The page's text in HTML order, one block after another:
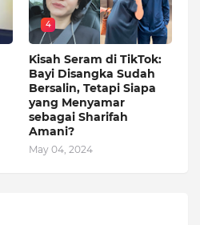
4
Kisah Seram di TikTok:
Bayi Disangka Sudah
Bersalin, Tetapi Siapa
yang Menyamar
sebagai Sharifah
Amani?
May 04, 2024